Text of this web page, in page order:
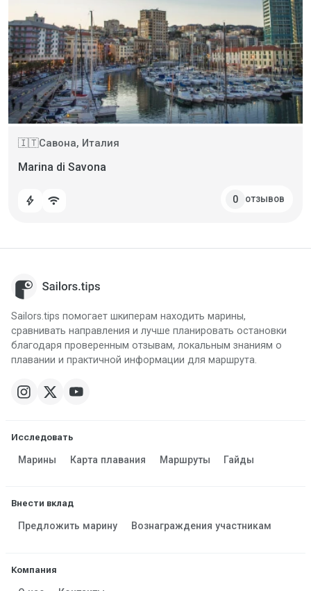
🇮🇹Савона, Италия
Marina di Savona
bolt wifi 0 отзывов
Sailors.tips помогает шкиперам находить марины,
сравнивать направления и лучше планировать остановки
благодаря проверенным отзывам, локальным знаниям о
плавании и практичной информации для маршрута.
Исследовать
Марины Карта плавания Маршруты Гайды
Внести вклад
Предложить марину Вознаграждения участникам
Компания